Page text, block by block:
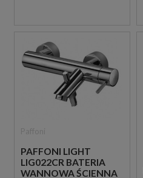
PAFFONI LIGHT
LIG022CR BATERIA
WANNOWA ŚCIENNA